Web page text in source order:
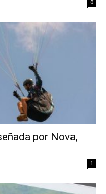
0
por Nova,
1